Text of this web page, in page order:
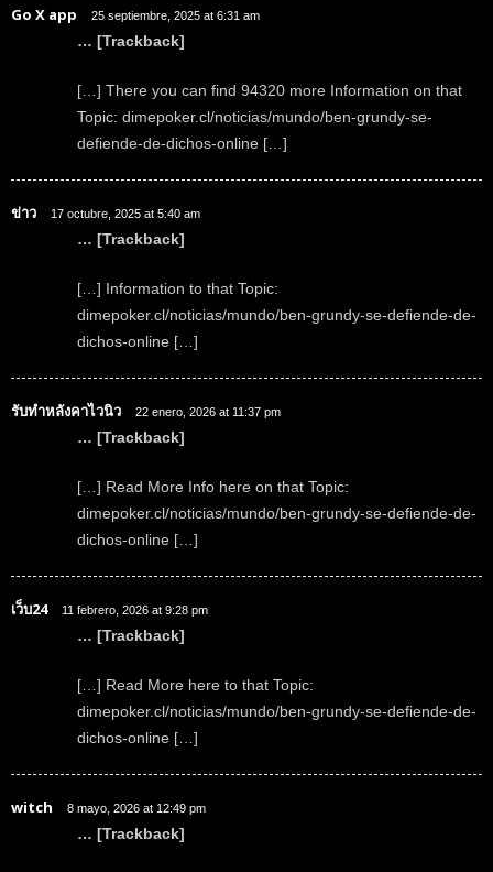
Go X app 25 septiembre, 2025 at 6:31 am
… [Trackback]
[…] There you can find 94320 more Information on that
Topic: dimepoker.cl/noticias/mundo/ben-grundy-se-
defiende-de-dichos-online […]
ข่าว 17 octubre, 2025 at 5:40 am
… [Trackback]
[…] Information to that Topic:
dimepoker.cl/noticias/mundo/ben-grundy-se-defiende-de-
dichos-online […]
รับทำหลังคาไวนิว 22 enero, 2026 at 11:37 pm
… [Trackback]
[…] Read More Info here on that Topic:
dimepoker.cl/noticias/mundo/ben-grundy-se-defiende-de-
dichos-online […]
เว็บ24 11 febrero, 2026 at 9:28 pm
… [Trackback]
[…] Read More here to that Topic:
dimepoker.cl/noticias/mundo/ben-grundy-se-defiende-de-
dichos-online […]
witch 8 mayo, 2026 at 12:49 pm
… [Trackback]